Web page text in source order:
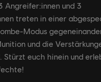
Angreifer:innen und 3
treten in einer
Modus
und die
Stürzt euch hinein und